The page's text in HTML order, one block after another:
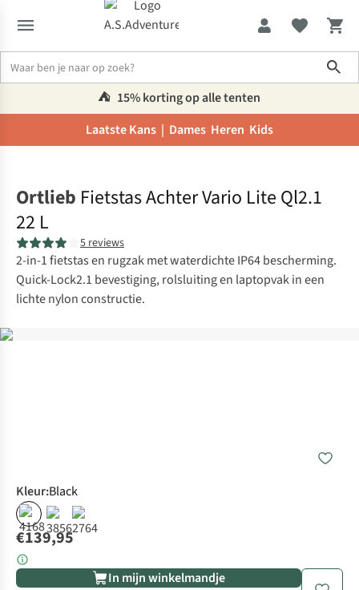
⛺️ 15% korting op alle tenten
Laatste Kans | Dames Heren Kids
Ortlieb Fietstas Achter Vario Lite Ql2.1
22 L
5 reviews
2-in-1 fietstas en rugzak met waterdichte IP64 bescherming.
Quick-Lock2.1 bevestiging, rolsluiting en laptopvak in een
lichte nylon constructie.
Kleur:Black
€139,95
In mijn winkelmandje